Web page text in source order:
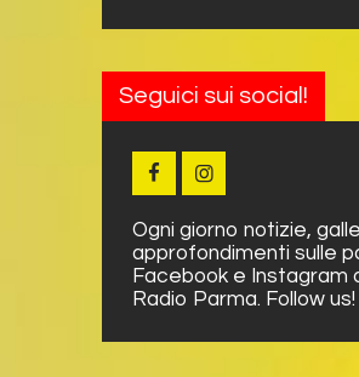
Seguici sui social!
Ogni giorno notizie,
approfondimenti sulle
Facebook e Instagram
Radio Parma. Follow us!